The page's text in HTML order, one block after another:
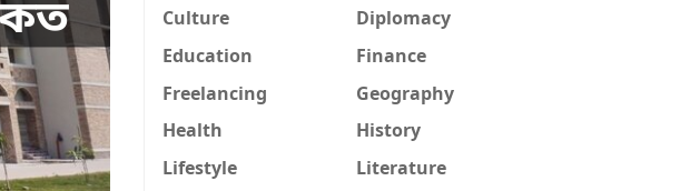
Culture
Diplomacy
Education
Finance
Freelancing
Geography
Health
History
Lifestyle
Literature